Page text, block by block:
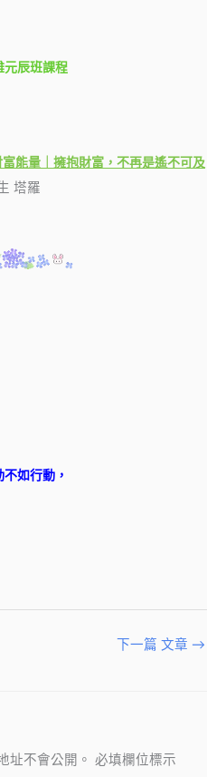
元辰班課程
富能量｜擁抱財富，不再是遙不可及
不如行動，
下一篇 文章 →
址不會公開。 必填欄位標示